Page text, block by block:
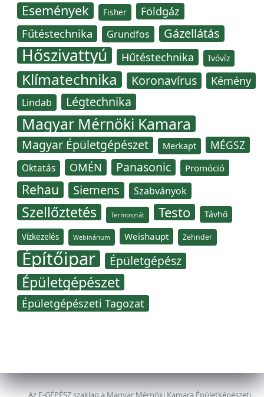
Események Fisher Földgáz
Fűtéstechnika Grundfos Gázellátás
Hőszivattyú Hűtéstechnika Ivóvíz
Klímatechnika Koronavírus Kémény
Lindab Légtechnika
Magyar Mérnöki Kamara
Magyar Épületgépészet Merkapt MÉGSZ
Oktatás OMÉN Panasonic Promóció
Rehau Siemens Szabványok
Szellőztetés Termosztát Testo Távhő
Vízkezelés Webinárium Weishaupt Zehnder
Építőipar Épületgépész
Épületgépészet
Épületgépészeti Tagozat
Az E-GÉPÉSZ szaklap a Magyar Mérnöki Kamara Épületképészeti